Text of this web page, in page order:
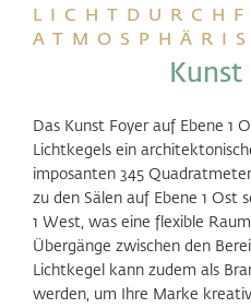
Kunst
Das Kunst Foyer auf Ebene 1
Lichtkegels ein
imposanten 345
zu den Sälen auf Ebene 1 Ost
1 West, was eine flexible
Übergänge zwischen den
Lichtkegel kann zudem als
werden, um Ihre Marke